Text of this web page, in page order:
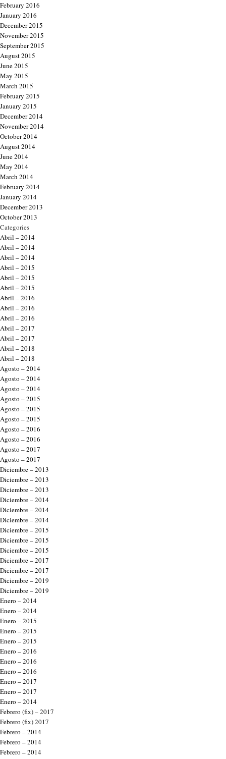
February 2016
January 2016
December 2015
November 2015
September 2015
August 2015
June 2015
May 2015
March 2015
February 2015
January 2015
December 2014
November 2014
October 2014
August 2014
June 2014
May 2014
March 2014
February 2014
January 2014
December 2013
October 2013
Categories
Abril – 2014
Abril – 2014
Abril – 2014
Abril – 2015
Abril – 2015
Abril – 2015
Abril – 2016
Abril – 2016
Abril – 2016
Abril – 2017
Abril – 2017
Abril – 2018
Abril – 2018
Agosto – 2014
Agosto – 2014
Agosto – 2014
Agosto – 2015
Agosto – 2015
Agosto – 2015
Agosto – 2016
Agosto – 2016
Agosto – 2017
Agosto – 2017
Diciembre – 2013
Diciembre – 2013
Diciembre – 2013
Diciembre – 2014
Diciembre – 2014
Diciembre – 2014
Diciembre – 2015
Diciembre – 2015
Diciembre – 2015
Diciembre – 2017
Diciembre – 2017
Diciembre – 2019
Diciembre – 2019
Enero – 2014
Enero – 2014
Enero – 2015
Enero – 2015
Enero – 2015
Enero – 2016
Enero – 2016
Enero – 2016
Enero – 2017
Enero – 2017
Enero – 2014
Febrero (fix) – 2017
Febrero (fix) 2017
Febrero – 2014
Febrero – 2014
Febrero – 2014